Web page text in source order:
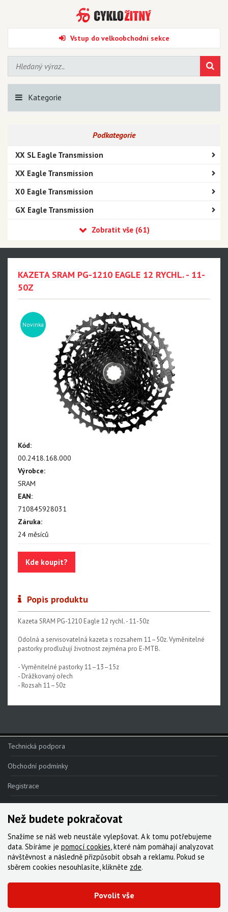
Vstup do velkoobchodní sekce
Kategorie
Podkategorie
XX SL Eagle Transmission
XX Eagle Transmission
X0 Eagle Transmission
GX Eagle Transmission
Eagle 90 Transmission
Eagle 70 Transmission
Eagle S500 - NEW!!!
Eagle S200 - NEW!!!
Eagle S100 - NEW!!!
XX1 Eagle AXS
X01 Eagle AXS
GX Eagle AXS
NX Eagle
SX Eagle
X01DH
GX
GX DH
NX
Red XPLR AXS E1
Red AXS E1
Force AXS E1
Force XPLR AXS E1
Force eTap AXS
Rival eTap AXS
Apex eTap AXS
XPLR AXS
Red eTap
Red22/Red
Force 1
Force22/Force
KAZETA SRAM PG-1210 EAGLE 12 RYCHL. - 11-
50Z
Novinka
Kód:
00.2418.168.000
Výrobce:
SRAM
EAN:
710845928031
Záruka:
24 měsíců
Kde koupit?
Popis produktu
Kazeta SRAM PG-1210 Eagle 12 rychl. - 11-50z
Odolná a servisovatelná kazeta s rozsahem 11–50z. Vyměnitelné
pastorky prodlužují životnost zejména pro E-MTB.
- Vyměnitelné pastorky 11–13–15z
- Drážkovaný ořech
- Rozsah 11–50z
Technická podpora
Obchodní podmínky
Registrace
Reklamace
Kde nakoupit
Kontakt
Servis
Ke stažení
© 2000-2026 Všechna práva vyhrazena,Cyklo Žitný, s.r.o.|Zásady cookies
Než budete pokračovat
Snažíme se náš web neustále vylepšovat. A k tomu potřebujeme
data. Sbíráme je pomocí cookies, které nám pomáhají analyzovat
návštěvnost a následně přizpůsobit obsah a reklamu. Pokud se
sběrem cookies nesouhlasíte, klikněte zde.
Povolit vše